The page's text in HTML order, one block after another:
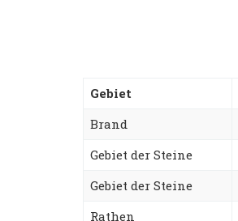
Gebiet
Brand
Gebiet der Steine
Gebiet der Steine
Rathen